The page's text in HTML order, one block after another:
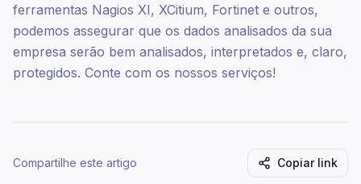
ferramentas Nagios XI, XCitium, Fortinet e outros,
podemos assegurar que os dados analisados da sua
empresa serão bem analisados, interpretados e, claro,
protegidos. Conte com os nossos serviços!
Compartilhe este artigo Copiar link